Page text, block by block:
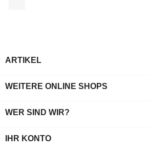
ARTIKEL
WEITERE ONLINE SHOPS
WER SIND WIR?
IHR KONTO